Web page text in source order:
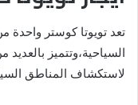
تعد تويوتا كوستر واحدة
السياحية،وتتميز بالعديد
لاستكشاف المناطق